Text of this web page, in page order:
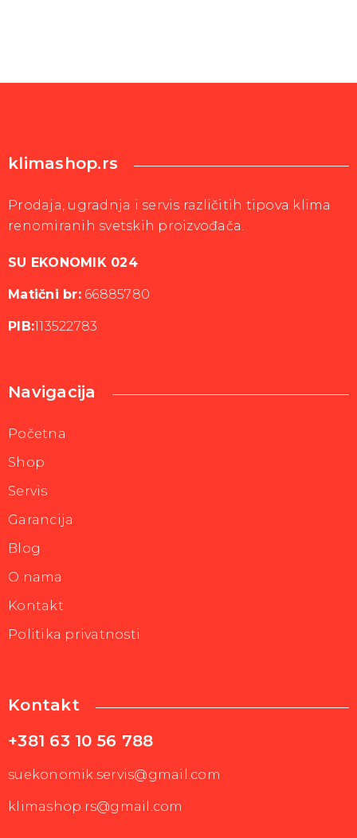
klimashop.rs
Prodaja, ugradnja i servis različitih tipova klima
renomiranih svetskih proizvođača.
SU EKONOMIK 024
Matični br:66885780
PIB:113522783
Navigacija
Početna
Shop
Servis
Garancija
Blog
O nama
Kontakt
Politika privatnosti
Kontakt
+381 63 10 56 788
suekonomik.servis@gmail.com
klimashop.rs@gmail.com